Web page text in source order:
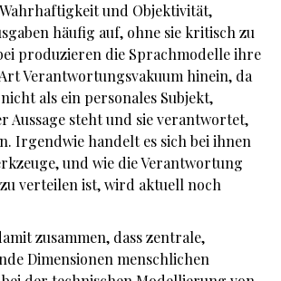
und Objektivität,
häufig auf, ohne sie kritisch zu
produzieren die Sprachmodelle ihre
Verantwortungsvakuum hinein, da
als ein personales Subjekt,
Aussage steht und sie verantwortet,
Irgendwie handelt es sich bei ihnen
und wie die Verantwortung
verteilen ist, wird aktuell noch
zusammen, dass zentrale,
Dimensionen menschlichen